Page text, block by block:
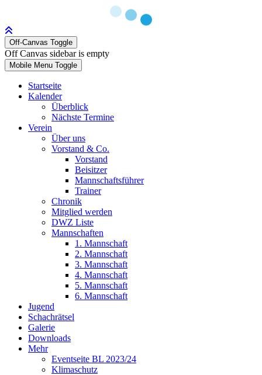
Off-Canvas Toggle
Off Canvas sidebar is empty
Mobile Menu Toggle
Startseite
Kalender
Überblick
Nächste Termine
Verein
Über uns
Vorstand & Co.
Vorstand
Beisitzer
Mannschaftsführer
Trainer
Chronik
Mitglied werden
DWZ Liste
Mannschaften
1. Mannschaft
2. Mannschaft
3. Mannschaft
4. Mannschaft
5. Mannschaft
6. Mannschaft
Jugend
Schachrätsel
Galerie
Downloads
Mehr
Eventseite BL 2023/24
Klimaschutz